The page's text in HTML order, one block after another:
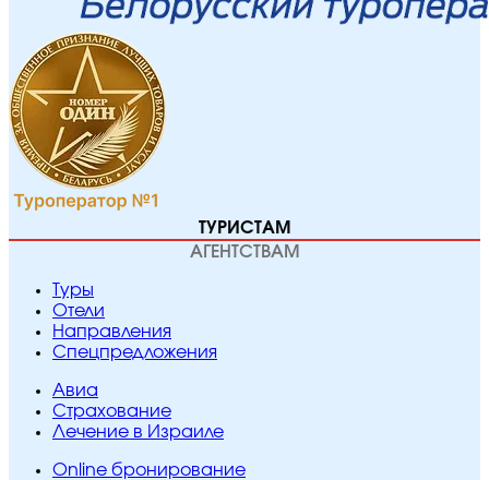
ТУРИСТАМ
АГЕНТСТВАМ
Туры
Отели
Направления
Спецпредложения
Авиа
Страхование
Лечение в Израиле
Online бронирование